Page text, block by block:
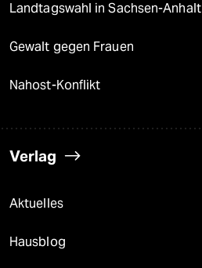
Landtagswahl in Sachsen-Anhalt
Gewalt gegen Frauen
Nahost-Konflikt
Verlag
Aktuelles
Hausblog